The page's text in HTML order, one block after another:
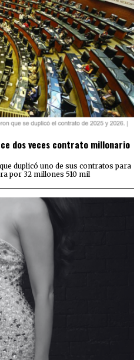
dos veces contrato millonario
duplicó uno de sus contratos para
por 32 millones 510 mil